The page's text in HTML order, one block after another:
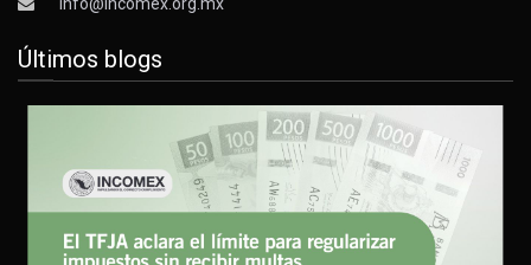
Últimos blogs